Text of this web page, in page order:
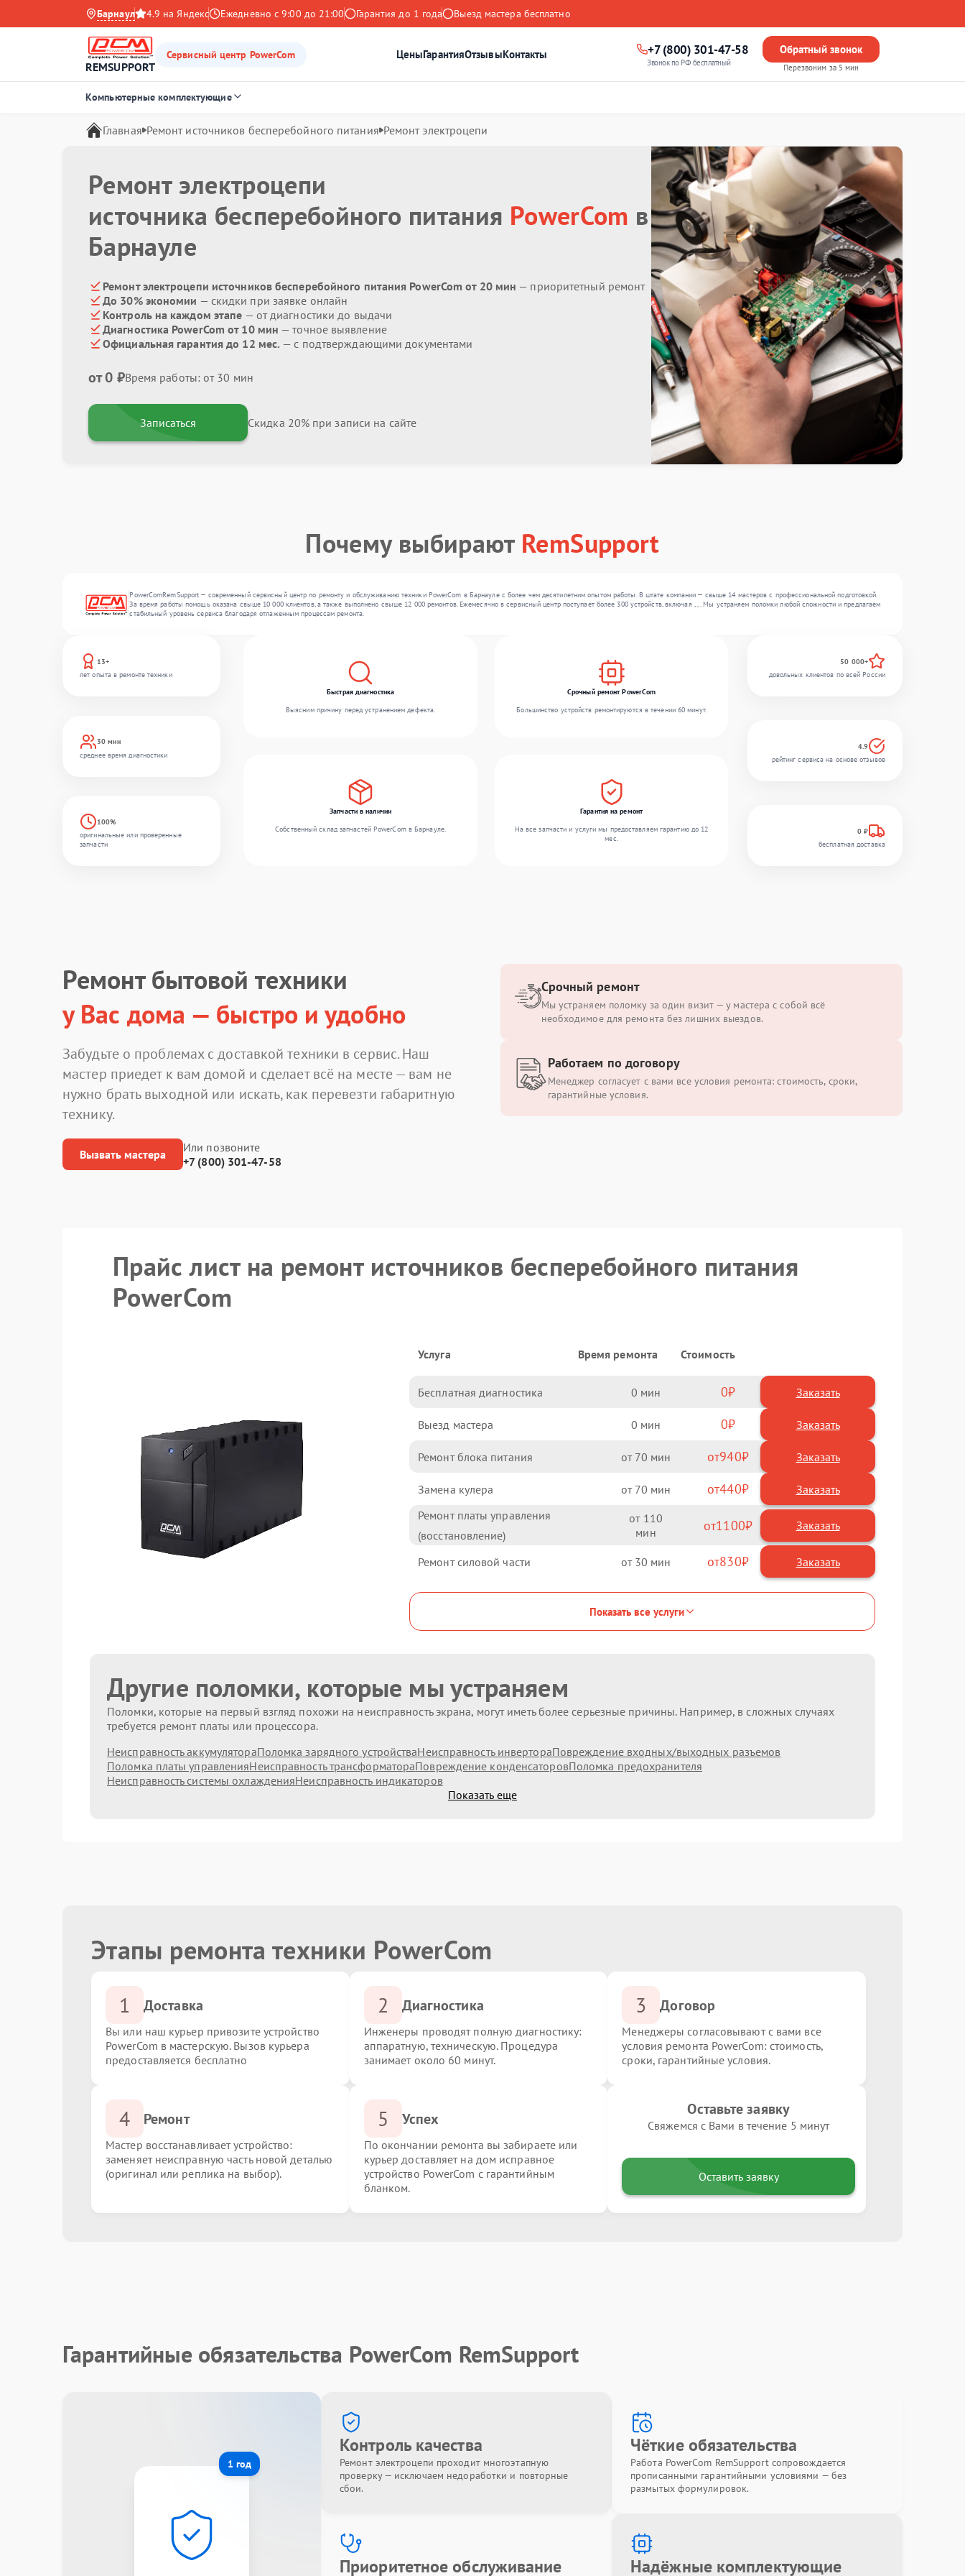
Барнаул 4.9 на Яндекс Ежедневно с 9:00 до 21:00 Гарантия до 1 года Выезд мастера бесплатно
REMSUPPORT
Сервисный центр PowerCom ЦеныГарантияОтзывыКонтакты +7 (800) 301-47-58
Звонок по РФ бесплатный
Обратный звонок
Перезвоним за 5 мин
Компьютерные комплектующие
Главная Ремонт источников бесперебойного питания Ремонт электроцепи
Ремонт электроцепи
источника бесперебойного питания PowerCom в
Барнауле
Ремонт электроцепи источников бесперебойного питания PowerCom от 20 мин — приоритетный ремонт
До 30% экономии — скидки при заявке онлайн
Контроль на каждом этапе — от диагностики до выдачи
Диагностика PowerCom от 10 мин — точное выявление
Официальная гарантия до 12 мес. — с подтверждающими документами
от 0 ₽Время работы: от 30 мин
Записаться Скидка 20% при записи на сайте
Почему выбирают RemSupport
PowerComRemSupport — современный сервисный центр по ремонту и обслуживанию техники PowerCom в Барнауле с более чем десятилетним опытом работы. В штате компании — свыше 14 мастеров с профессиональной подготовкой.
За время работы помощь оказана свыше 10 000 клиентов, а также выполнено свыше 12 000 ремонтов. Ежемесячно в сервисный центр поступает более 300 устройств, включая , , . Мы устраняем поломки любой сложности и предлагаем
стабильный уровень сервиса благодаря отлаженным процессам ремонта.
13+
лет опыта в ремонте техники
30 мин
среднее время диагностики
100%
оригинальные или проверенные
запчасти
Быстрая диагностика
Выясним причину перед устранением дефекта.
Срочный ремонт PowerCom
Большинство устройств ремонтируются в течении 60 минут.
Запчасти в наличии
Собственный склад запчастей PowerCom в Барнауле.
Гарантия на ремонт
На все запчасти и услуги мы предоставляем гарантию до 12
мес.
50 000+
довольных клиентов по всей России
4.9
рейтинг сервиса на основе отзывов
0 ₽
бесплатная доставка
Ремонт бытовой техники
у Вас дома — быстро и удобно
Забудьте о проблемах с доставкой техники в сервис. Наш
мастер приедет к вам домой и сделает всё на месте — вам не
нужно брать выходной или искать, как перевезти габаритную
технику.
Вызвать мастера
Или позвоните
+7 (800) 301-47-58
Срочный ремонт
Мы устраняем поломку за один визит — у мастера с собой всё
необходимое для ремонта без лишних выездов.
Работаем по договору
Менеджер согласует с вами все условия ремонта: стоимость, сроки,
гарантийные условия.
Прайс лист на ремонт источников бесперебойного питания
PowerCom
Услуга Время ремонта Стоимость
Бесплатная диагностика 0 0 Заказать
Выезд мастера 0 0 Заказать
Ремонт блока питания 70 940
Замена кулера 70 440
Ремонт платы управления
(восстановление)
110 1100
Ремонт силовой части 30 830
Показать все услуги
Другие поломки, которые мы устраняем
Поломки, которые на первый взгляд похожи на неисправность экрана, могут иметь более серьезные причины. Например, в сложных случаях
требуется ремонт платы или процессора.
Неисправность аккумулятораПоломка зарядного устройстваНеисправность инвертораПовреждение входных/выходных разъемов
Поломка платы управленияНеисправность трансформатораПовреждение конденсаторовПоломка предохранителя
Неисправность системы охлажденияНеисправность индикаторов
Показать еще
Этапы ремонта техники PowerCom
1 Доставка
Вы или наш курьер привозите устройство
PowerCom в мастерскую. Вызов курьера
предоставляется бесплатно
2 Диагностика
Инженеры проводят полную диагностику:
аппаратную, техническую. Процедура
занимает около 60 минут.
3 Договор
Менеджеры согласовывают с вами все
условия ремонта PowerCom: стоимость,
сроки, гарантийные условия.
4 Ремонт
Мастер восстанавливает устройство:
заменяет неисправную часть новой деталью
(оригинал или реплика на выбор).
5 Успех
По окончании ремонта вы забираете или
курьер доставляет на дом исправное
устройство PowerCom с гарантийным
бланком.
Оставьте заявку
Свяжемся с Вами в течение 5 минут
Оставить заявку
Гарантийные обязательства PowerCom RemSupport
1 год
Контроль качества
Ремонт электроцепи проходит многоэтапную
проверку — исключаем недоработки и повторные
сбои.
Чёткие обязательства
Работа PowerCom RemSupport сопровождается
прописанными гарантийными условиями — без
размытых формулировок.
Приоритетное обслуживание Надёжные комплектующие